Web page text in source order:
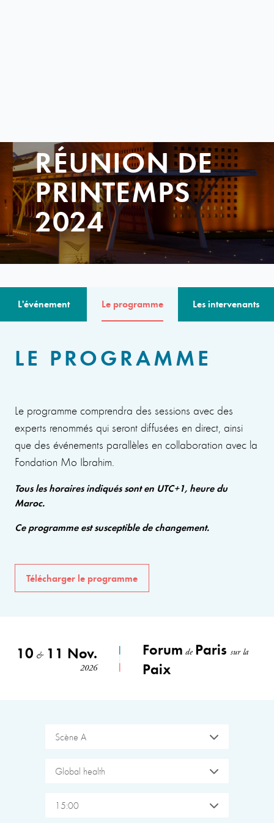
RÉUNION DE
PRINTEMPS
2024
L'événement Le programme Les intervenants
LE PROGRAMME
Le programme comprendra des sessions avec des
experts renommés qui seront diffusées en direct, ainsi
que des événements parallèles en collaboration avec la
Fondation Mo Ibrahim.
Tous les horaires indiqués sont en UTC+1, heure du
Maroc.
Ce programme est susceptible de changement.
Télécharger le programme
10 &11 Nov.
2026
Forum de Parissur la
Paix
Scène A
Global health
15:00